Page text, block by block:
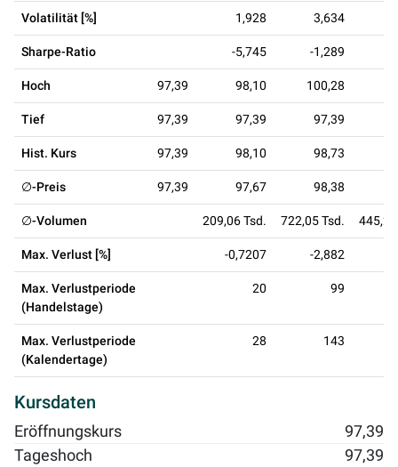
Volatilität [%] 1,928 3,634
Sharpe-Ratio -5,745 -1,289
Hoch 97,39 98,10 100,28
Tief 97,39 97,39 97,39
Hist. Kurs 97,39 98,10 98,73
∅-Preis 97,39 97,67 98,38
∅-Volumen 209,06 Tsd. 722,05 Tsd.
Max. Verlust [%] -0,7207 -2,882
Max. Verlustperiode
(Handelstage)
20 99
Max. Verlustperiode
(Kalendertage)
28 143
Kursdaten
Eröffnungskurs
97,39
Tageshoch
97,39